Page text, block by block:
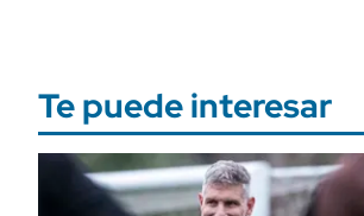
Te puede interesar